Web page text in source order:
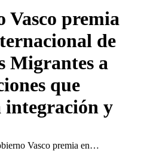
Vasco premia
de
Migrantes a
que
y
Vasco premia en…